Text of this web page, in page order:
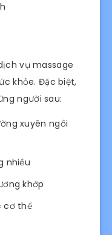
vụ massage
khỏe. Đặc biệt,
người sau:
xuyên ngồi
nhiều
khớp
cơ thể